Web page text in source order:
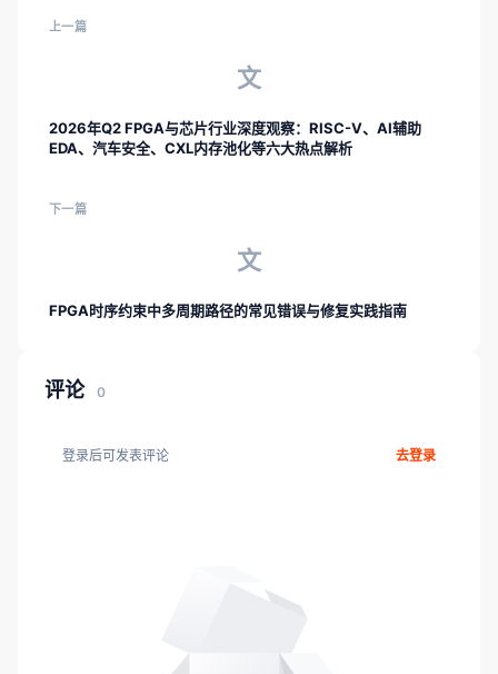
上一篇
文
2026年Q2 FPGA与芯片行业深度观察：RISC-V、AI辅助
EDA、汽车安全、CXL内存池化等六大热点解析
下一篇
文
FPGA时序约束中多周期路径的常见错误与修复实践指南
评论 0
登录后可发表评论 去登录